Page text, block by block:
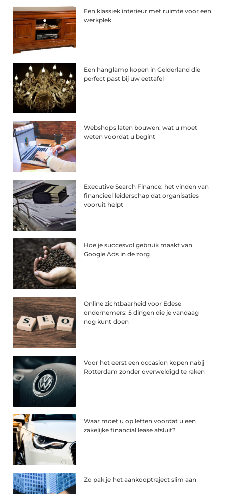
Een klassiek interieur met ruimte voor een
werkplek
Een hanglamp kopen in Gelderland die
perfect past bij uw eettafel
Webshops laten bouwen: wat u moet
weten voordat u begint
Executive Search Finance: het vinden van
financieel leiderschap dat organisaties
vooruit helpt
Hoe je succesvol gebruik maakt van
Google Ads in de zorg
Online zichtbaarheid voor Edese
ondernemers: 5 dingen die je vandaag
nog kunt doen
Voor het eerst een occasion kopen nabij
Rotterdam zonder overweldigd te raken
Waar moet u op letten voordat u een
zakelijke financial lease afsluit?
Zo pak je het aankooptraject slim aan